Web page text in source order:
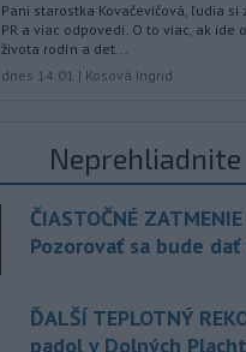
Pani starostka Kovačevičová, ľudia si
PR a viac odpovedí. O to viac, ak ide
života rodín a det...
dnes 14:01 | Kosová Ingrid
Neprehliadnite
ČIASTOČNÉ
Pozorovať sa bude
ĎALŠÍ TEPLOTNÝ
padol v Dolných